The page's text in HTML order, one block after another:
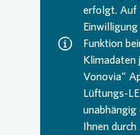
erfolgt. Auf
Funktion
Klimadaten
Vonovia“
Lüftungs-
Ihnen